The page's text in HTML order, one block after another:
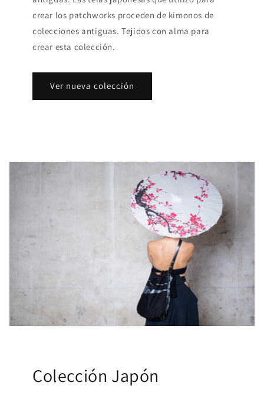
crear los patchworks proceden de kimonos de
colecciones antiguas. Tejidos con alma para
crear esta colección.
Ver nueva colección
Colección Japón